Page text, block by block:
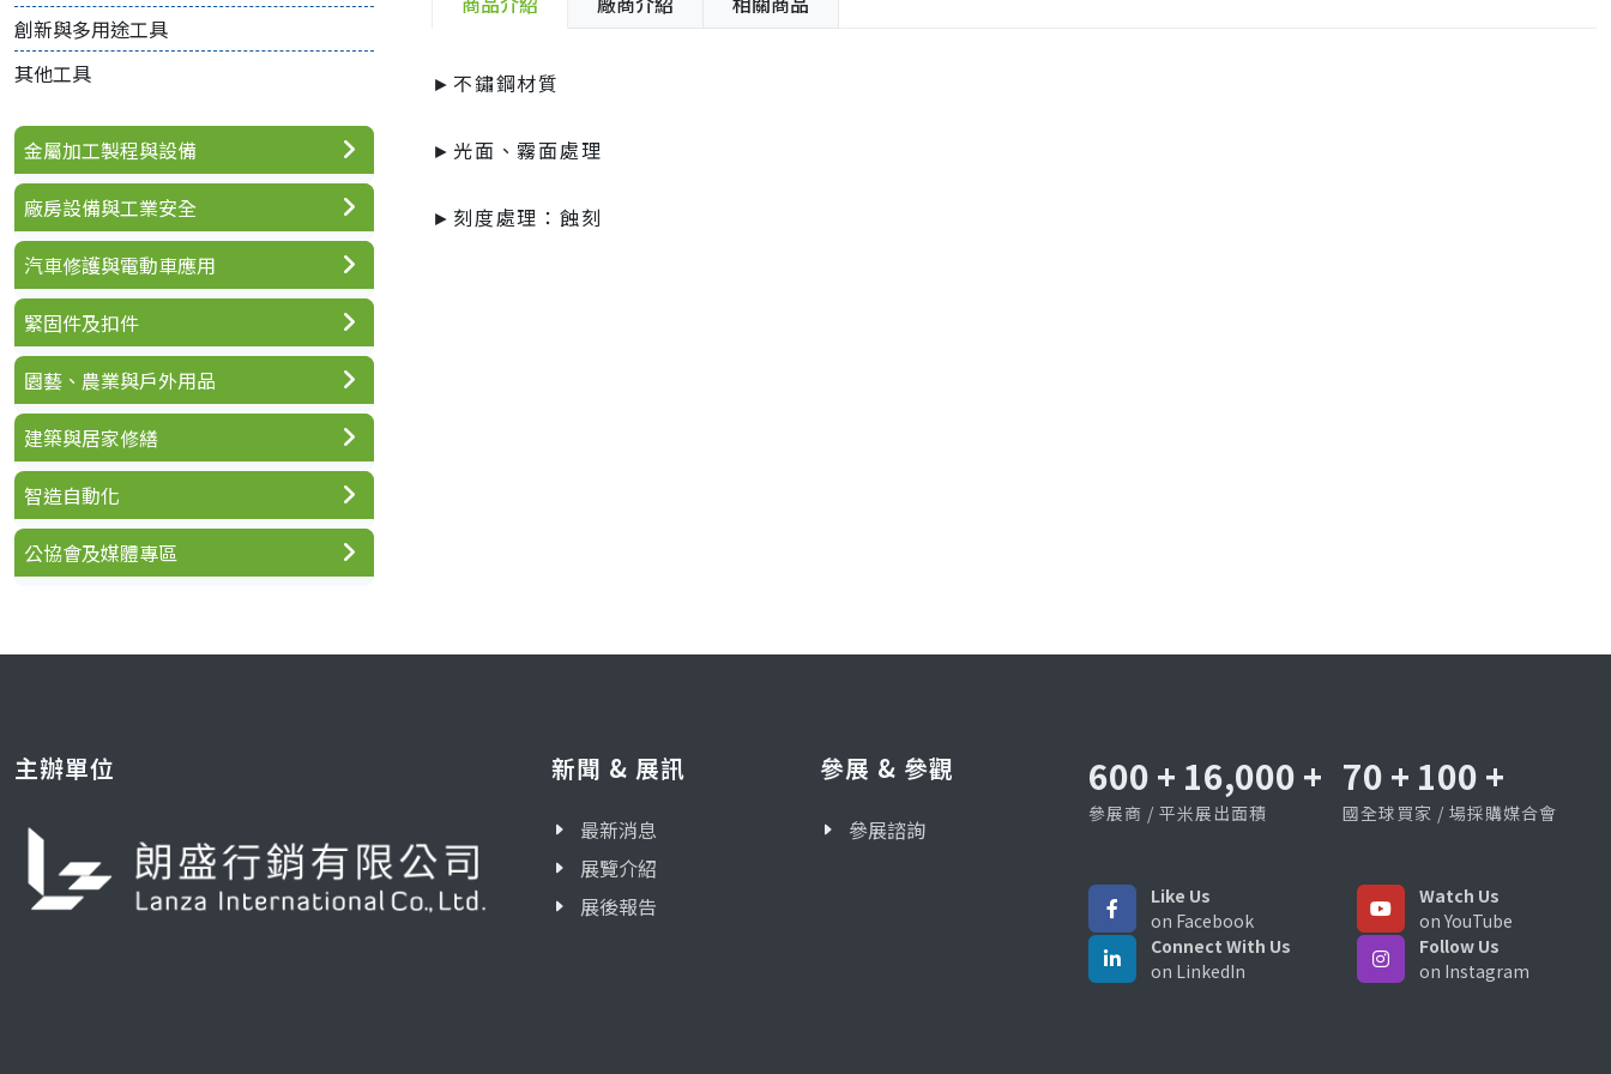
►不鏽鋼材質
►光面、霧面處理
►刻度處理：蝕刻
創新與多用途工具
其他工具
金屬加工製程與設備
廠房設備與工業安全
汽車修護與電動車應用
緊固件及扣件
園藝、農業與戶外用品
建築與居家修繕
智造自動化
公協會及媒體專區
主辦單位 新聞 & 展訊
最新消息
展覽介紹
展後報告
參展 & 參觀
參展諮詢
600 + 16,000 +
參展商 / 平米展出面積
70 + 100 +
國全球買家 / 場採購媒合會
Like Us
on Facebook
Watch Us
on YouTube
Connect With Us
on LinkedIn
Follow Us
on Instagram